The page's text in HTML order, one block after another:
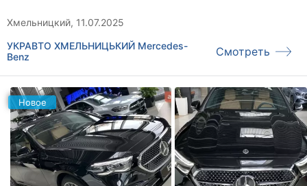
Хмельницкий, 11.07.2025
УКРАВТО ХМЕЛЬНИЦЬКИЙ Mercedes-
Benz
Смотреть
Новое